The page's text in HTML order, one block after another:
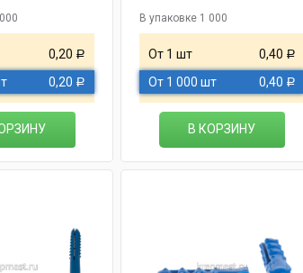
0,20 Р
0,20 Р
В упаковке 1 000
От 1 шт 0,40 Р
От 1 000 шт 0,40 Р
В КОРЗИНУ